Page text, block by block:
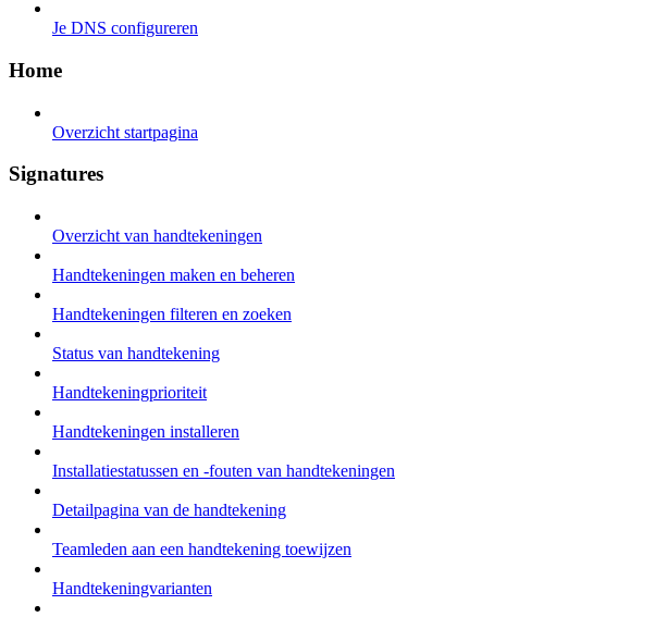
Je DNS configureren
Home
Overzicht startpagina
Signatures
Overzicht van handtekeningen
Handtekeningen maken en beheren
Handtekeningen filteren en zoeken
Status van handtekening
Handtekeningprioriteit
Handtekeningen installeren
Installatiestatussen en -fouten van handtekeningen
Detailpagina van de handtekening
Teamleden aan een handtekening toewijzen
Handtekeningvarianten